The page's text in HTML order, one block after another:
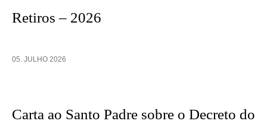
Retiros – 2026
05. JULHO 2026
Carta ao Santo Padre sobre o Decreto do